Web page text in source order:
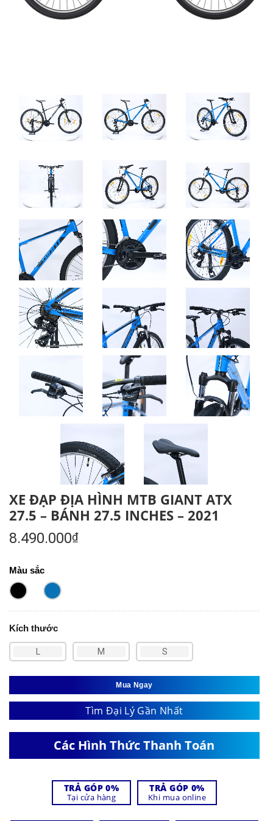
XE ĐẠP ĐỊA HÌNH MTB GIANT ATX
27.5 – BÁNH 27.5 INCHES – 2021
8.490.000₫
Màu sắc
Kích thước
L M S
Mua Ngay
Tìm Đại Lý Gần Nhất
Các Hình Thức Thanh Toán
TRẢ GÓP 0%
Tại cửa hàng
TRẢ GÓP 0%
Khi mua online